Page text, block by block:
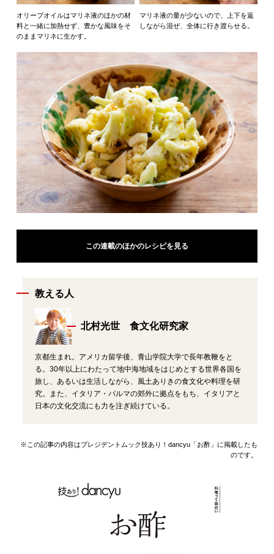
オリーブオイルはマリネ液のほかの材
料と一緒に加熱せず、豊かな風味をそ
のままマリネに生かす。
マリネ液の量が少ないので、上下を返
しながら混ぜ、全体に行き渡らせる。
この連載のほかのレシピを見る
教える人
北村光世 食文化研究家
京都生まれ。アメリカ留学後、青山学院大学で長年教鞭をと
る。30年以上にわたって地中海地域をはじめとする世界各国を
旅し、あるいは生活しながら、風土ありきの食文化や料理を研
究。また、イタリア・パルマの郊外に拠点をもち、イタリアと
日本の文化交流にも力を注ぎ続けている。
※この記事の内容はプレジデントムック技あり！dancyu「お酢」に掲載したも
のです。